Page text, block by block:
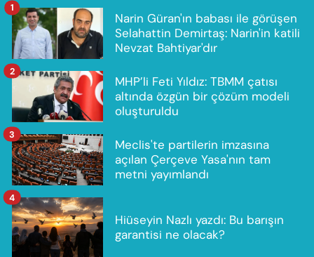
Narin Güran'ın babası ile görüşen
Selahattin Demirtaş: Narin'in katili
Nevzat Bahtiyar'dır
1
MHP’li Feti Yıldız: TBMM çatısı
altında özgün bir çözüm modeli
oluşturuldu
2
Meclis'te partilerin imzasına
açılan Çerçeve Yasa'nın tam
metni yayımlandı
3
Hiüseyin Nazlı yazdı: Bu barışın
garantisi ne olacak?
4